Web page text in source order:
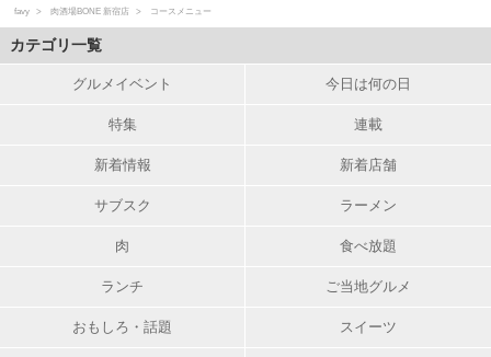
favy 肉酒場BONE 新宿店 コースメニュー
カテゴリ一覧
グルメイベント 今日は何の日
特集 連載
新着情報 新着店舗
サブスク ラーメン
肉 食べ放題
ランチ ご当地グルメ
おもしろ・話題 スイーツ